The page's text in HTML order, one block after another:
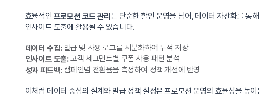
효율적인 프로모션 코드 관리 는 단순한 할인 운영을 넘어, 데이터 자산화를 통
인사이트 도출에 활용될 수 있습니다.
데이터 수집:발급 및 사용 로그를 세분화하여 누적 저장
인사이트 도출:고객 세그먼트별 쿠폰 사용 패턴 분석
성과 피드백:캠페인별 전환율을 측정하여 정책 개선에 반영
이처럼 데이터 중심의 설계와 발급 정책 설정은 프로모션 운영의 효율성을 높